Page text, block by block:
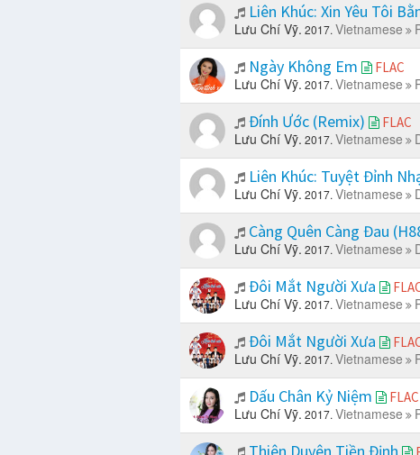
Liên Khúc: Xin Yêu Tôi
Lưu Chí Vỹ. 2017. Vietnamese
Ngày Không Em FLAC
Lưu Chí Vỹ. 2017. Vietnamese
Đính Ước (Remix) FLAC
Lưu Chí Vỹ. 2017. Vietnamese
Liên Khúc: Tuyệt Đỉnh
Lưu Chí Vỹ. 2017. Vietnamese
Càng Quên Càng Đau
Lưu Chí Vỹ. 2017. Vietnamese
Đôi Mắt Người Xưa
Lưu Chí Vỹ. 2017. Vietnamese
Đôi Mắt Người Xưa
Lưu Chí Vỹ. 2017. Vietnamese
Dấu Chân Kỷ Niệm FLAC
Lưu Chí Vỹ. 2017. Vietnamese